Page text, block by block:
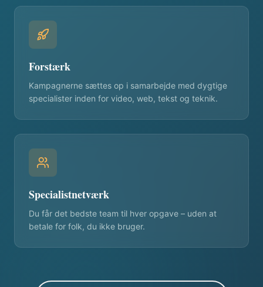
Forstærk
Kampagnerne sættes op i samarbejde med dygtige
specialister inden for video, web, tekst og teknik.
Specialistnetværk
Du får det bedste team til hver opgave – uden at
betale for folk, du ikke bruger.